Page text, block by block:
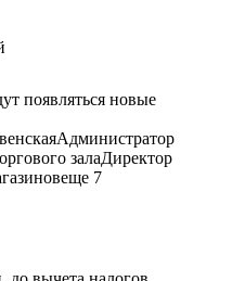
появляться новые
Администратор
залаДиректор
еще 7